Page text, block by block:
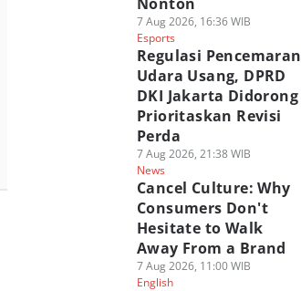
7 Aug 2026, 16:36 WIB
Esports
Regulasi Pencemaran
Udara Usang, DPRD
DKI Jakarta Didorong
Prioritaskan Revisi
Perda
7 Aug 2026, 21:38 WIB
News
Cancel Culture: Why
Consumers Don't
Hesitate to Walk
Away From a Brand
7 Aug 2026, 11:00 WIB
English